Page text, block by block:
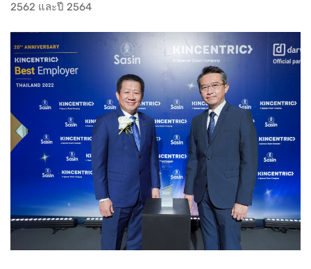
2562 และปี 2564